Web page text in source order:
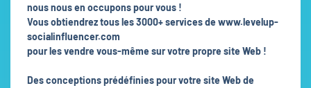
nous nous en occupons pour vous !
Vous obtiendrez tous les 3000+ services de www.levelup-
socialinfluencer.com
pour les vendre vous-même sur votre propre site Web !
Des conceptions prédéfinies pour votre site Web de